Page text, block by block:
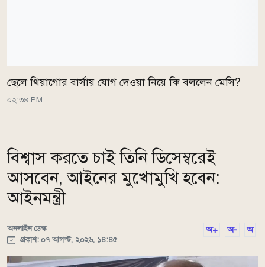
ছেলে থিয়াগোর বার্সায় যোগ দেওয়া নিয়ে কি বললেন মেসি?
০২:৩৪ PM
বিশ্বাস করতে চাই তিনি ডিসেম্বরেই
আসবেন, আইনের মুখোমুখি হবেন:
আইনমন্ত্রী
অনলাইন ডেস্ক
প্রকাশ: ০৭ আগস্ট, ২০২৬, ১৪:৪৫
অ+ অ- অ